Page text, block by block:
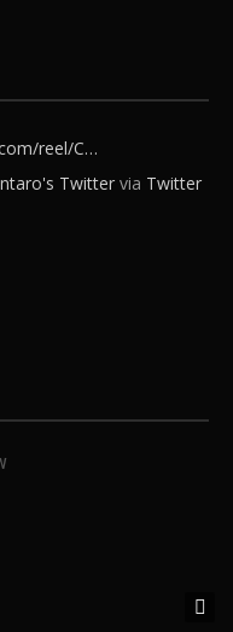
reel/C…
Twitter via Twitter